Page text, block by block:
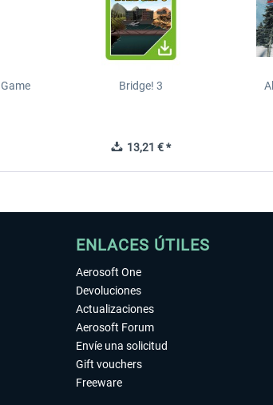
Bridge! 3
13,21 € *
ENLACES ÚTILES
Aerosoft One
Devoluciones
Actualizaciones
Aerosoft Forum
Envíe una solicitud
Gift vouchers
Freeware